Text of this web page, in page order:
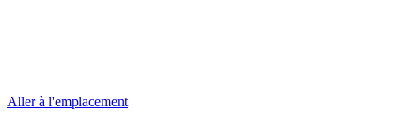
Aller à l'emplacement